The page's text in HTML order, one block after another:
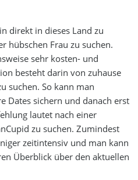
direkt in dieses Land zu
hübschen Frau zu suchen.
sehr kosten- und
besteht darin von zuhause
suchen. So kann man
Dates sichern und danach erst
lautet nach einer
zu suchen. Zumindest
zeitintensiv und man kann
Überblick über den aktuellen